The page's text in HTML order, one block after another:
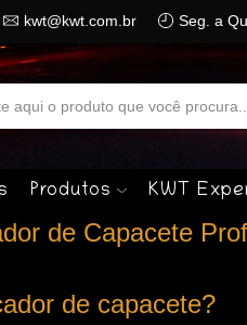
kwt@kwt.com.br Seg. a
Produtos KWT
de Capacete
de capacete?